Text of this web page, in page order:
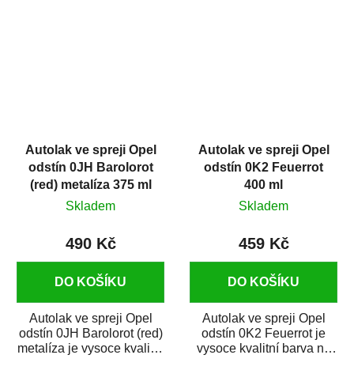
Autolak ve spreji Opel
odstín 0JH Barolorot
(red) metalíza 375 ml
Skladem
490 Kč
DO KOŠÍKU
Autolak ve spreji Opel
odstín 0JH Barolorot (red)
metalíza je vysoce kvalitní
Autolak ve spreji Opel
odstín 0K2 Feuerrot
400 ml
Skladem
459 Kč
DO KOŠÍKU
Autolak ve spreji Opel
odstín 0K2 Feuerrot je
vysoce kvalitní barva na